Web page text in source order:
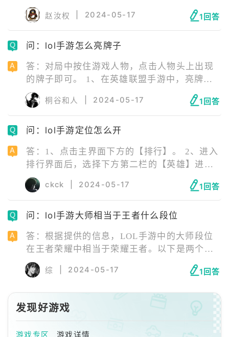
皮肤碎片、宝石等。不过杰作宝箱开启的奖励
跨度比较大，有可能是已拥有的皮肤。海克斯
科技钥匙是由三个钥匙碎片合成的。
赵汝权 2024-05-17 1回答
问：lol手游怎么亮牌子
答：对局中按住游戏人物，点击人物头上出现
的牌子即可。 1、在英雄联盟手游中，亮牌是
熟练度表情，需要英雄熟练度大于等于5级，才
可以在对局中使用此表情。 2、玩家拥有熟练
度表情并设置好后，在游戏对局中，按住自己
玩的英雄，则会在该英雄头上出现表情图标，
雄头上显示，亮标完成。
桐谷和人 2024-05-17 1回答
问：lol手游定位怎么开
答：1、点击主界面下方的【排行】。 2、进入
排行界面后，选择下方第二栏的【英雄】进行
切换，然后随便找一个英雄头像点进去。 3、
点击上方中间偏右的【国服】，切换至【战
区】。 4、选择好自己的行政归属，此时战区
定位就完成了。需要注意的是，在开启定位功
态。设置完后重启一下游戏，就能够查看到定
位结果了。
ckck 2024-05-17 1回答
问：lol手游大师相当于王者什么段位
答：根据提供的信息，LOL手游中的大师段位
在王者荣耀中相当于荣耀王者。以下是两个游
戏中段位对比的详细说明： LOL手游大师相当
于荣耀王者。这意味着在王者荣耀中，一个玩
中对应的段位应该是钻石。
综 2024-05-17 1回答
发现好游戏
游戏专区 游戏详情